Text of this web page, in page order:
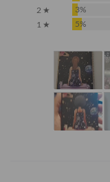
2 ★
3%
1 ★
5%